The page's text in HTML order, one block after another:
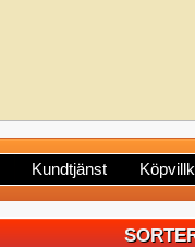
Kundtjänst